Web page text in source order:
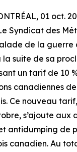
01 oct.
Syndicat des
de la guerre
la suite de sa
un tarif de 10
canadiennes
Ce nouveau
s’ajoute aux
antidumping de
canadien. Au